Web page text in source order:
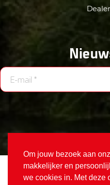
Om jouw bezoek aan
makkelijker en
we cookies in. Met deze
Votex